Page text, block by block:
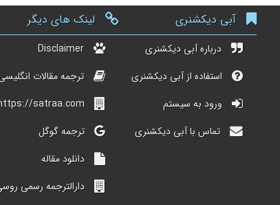
آبی دیکشنری
درباره آبی دیکشنری
استفاده از آبی دیکشنری
ورود به سیستم
تماس با آبی دیکشنری
لینک های دیگر
Disclaimer
ترجمه مقالات
satraa.com/
ترجمه گوگل
دانلود مقاله
دارالترجمه رسمی